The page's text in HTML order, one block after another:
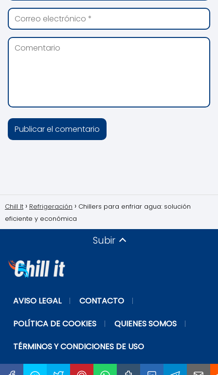
Chill It Refrigeración
Chillers para enfriar agua: solución
eficiente y económica
Subir
AVISO LEGAL CONTACTO
POLÍTICA DE COOKIES QUIENES SOMOS
TÉRMINOS Y CONDICIONES DE USO